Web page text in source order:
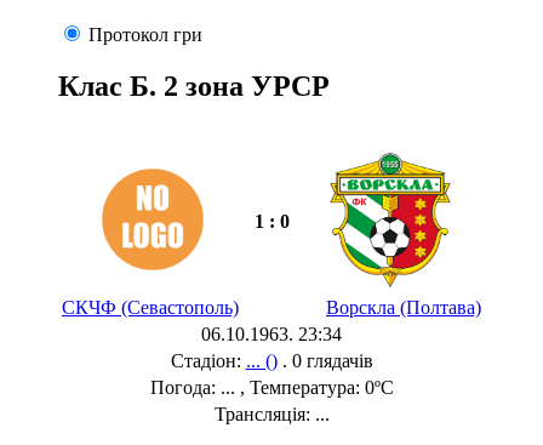
Протокол гри
Клас Б. 2 зона УРСР
1 : 0
СКЧФ (Севастополь)
Ворскла (Полтава)
06.10.1963. 23:34
Стадіон: ... (). 0 глядачів
Погода: ... , Температура: 0ºC
Трансляція: ...